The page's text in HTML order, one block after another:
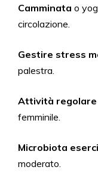
Camminata o
circolazione.
Gestire stress
palestra.
Attività regolare
femminile.
Microbiota
moderato.